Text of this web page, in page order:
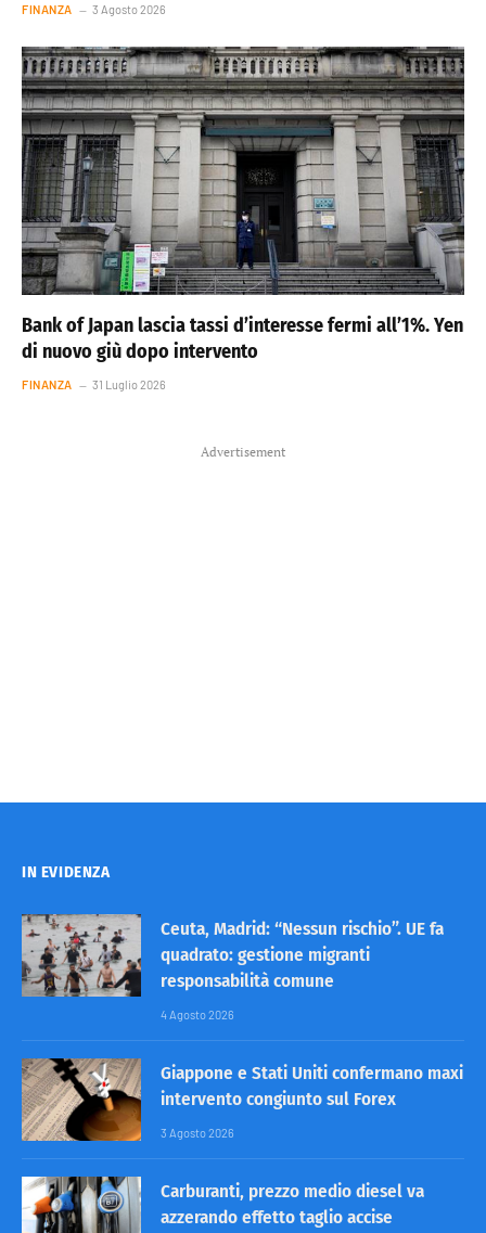
FINANZA 3 Agosto 2026
Bank of Japan lascia tassi d’interesse fermi all’1%. Yen
di nuovo giù dopo intervento
FINANZA 31 Luglio 2026
Advertisement
IN EVIDENZA
Ceuta, Madrid: “Nessun rischio”. UE fa
quadrato: gestione migranti
responsabilità comune
4 Agosto 2026
Giappone e Stati Uniti confermano maxi
intervento congiunto sul Forex
3 Agosto 2026
Carburanti, prezzo medio diesel va
azzerando effetto taglio accise